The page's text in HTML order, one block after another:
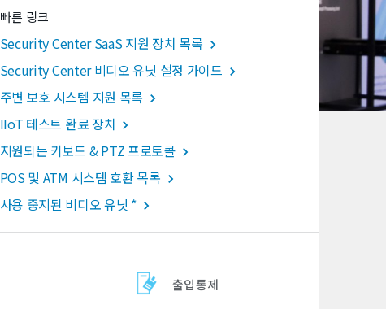
빠른 링크
Security Center SaaS 지원 장치 목록
Security Center 비디오 유닛 설정 가이드
주변 보호 시스템 지원 목록
IIoT 테스트 완료 장치
지원되는 키보드 & PTZ 프로토콜
POS 및 ATM 시스템 호환 목록
사용 중지된 비디오 유닛 *
출입통제